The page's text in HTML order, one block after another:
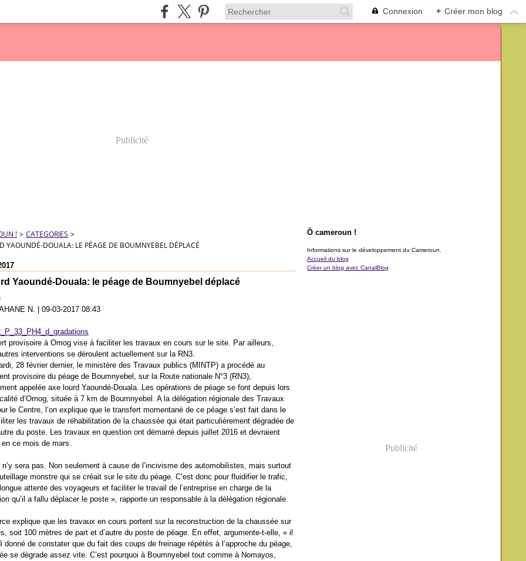
Connexion + Créer mon blog
Publicité
! > CATEGORIES >
YAOUNDÉ-DOUALA: LE PÉAGE DE BOUMNYEBEL DÉPLACÉ
Yaoundé-Douala: le péage de Boumnyebel déplacé
N.
09-03-2017 08:43
provisoire à Omog vise à faciliter les travaux en cours sur le site. Par ailleurs,
interventions se déroulent actuellement sur la RN3.
28 février dernier, le ministère des Travaux publics (MINTP) a procédé au
provisoire du péage de Boumnyebel, sur la Route nationale N°3 (RN3),
appelée axe lourd Yaoundé-Douala. Les opérations de péage se font depuis lors
d’Omog, située à 7 km de Boumnyebel. A la délégation régionale des Travaux
le Centre, l’on explique que le transfert momentané de ce péage s’est fait dans le
les travaux de réhabilitation de la chaussée qui était particulièrement dégradée de
du poste. Les travaux en question ont démarré depuis juillet 2016 et devraient
en ce mois de mars.
sera pas. Non seulement à cause de l’incivisme des automobilistes, mais surtout
monstre qui se créait sur le site du péage. C’est donc pour fluidifier le trafic,
attente des voyageurs et faciliter le travail de l’entreprise en charge de la
qu’il a fallu déplacer le poste », rapporte un responsable à la délégation régionale.
explique que les travaux en cours portent sur la reconstruction de la chaussée sur
soit 100 mètres de part et d’autre du poste de péage. En effet, argumente-t-elle, « il
donné de constater que du fait des coups de freinage répétés à l’approche du péage,
se dégrade assez vite. C’est pourquoi à Boumnyebel tout comme à Nomayos,
Ô cameroun !
Informations sur le développement du Cameroun.
Accueil du blog
Créer un blog avec CanalBlog
Publicité